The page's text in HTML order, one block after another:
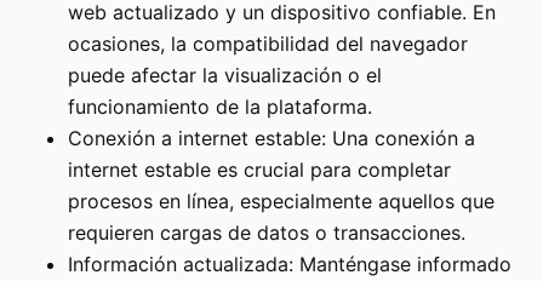
web actualizado y un dispositivo confiable. En
ocasiones, la compatibilidad del navegador
puede afectar la visualización o el
funcionamiento de la plataforma.
Conexión a internet estable: Una conexión a
internet estable es crucial para completar
procesos en línea, especialmente aquellos que
requieren cargas de datos o transacciones.
Información actualizada: Manténgase informado